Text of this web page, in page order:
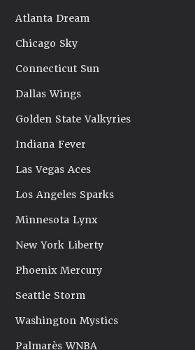
Atlanta Dream
Chicago Sky
Connecticut Sun
Dallas Wings
Golden State Valkyries
Indiana Fever
Las Vegas Aces
Los Angeles Sparks
Minnesota Lynx
New York Liberty
Phoenix Mercury
Seattle Storm
Washington Mystics
Palmarès WNBA